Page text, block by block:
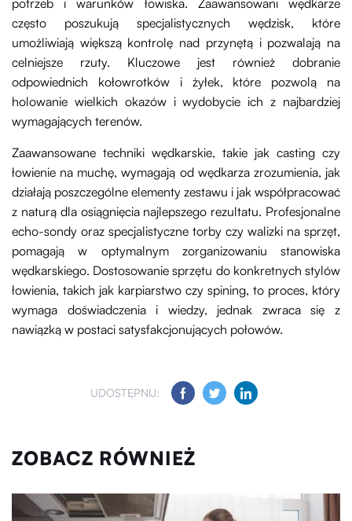
potrzeb i warunków łowiska. Zaawansowani wędkarze
często poszukują specjalistycznych wędzisk, które
umożliwiają większą kontrolę nad przynętą i pozwalają na
celniejsze rzuty. Kluczowe jest również dobranie
odpowiednich kołowrotków i żyłek, które pozwolą na
holowanie wielkich okazów i wydobycie ich z najbardziej
wymagających terenów.
Zaawansowane techniki wędkarskie, takie jak casting czy
łowienie na muchę, wymagają od wędkarza zrozumienia, jak
działają poszczególne elementy zestawu i jak współpracować
z naturą dla osiągnięcia najlepszego rezultatu. Profesjonalne
echo-sondy oraz specjalistyczne torby czy walizki na sprzęt,
pomagają w optymalnym zorganizowaniu stanowiska
wędkarskiego. Dostosowanie sprzętu do konkretnych stylów
łowienia, takich jak karpiarstwo czy spining, to proces, który
wymaga doświadczenia i wiedzy, jednak zwraca się z
nawiązką w postaci satysfakcjonujących połowów.
UDOSTĘPNIJ:
ZOBACZ RÓWNIEŻ